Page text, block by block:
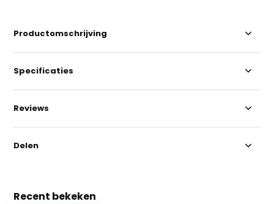
Productomschrijving
Specificaties
Reviews
Delen
Recent bekeken